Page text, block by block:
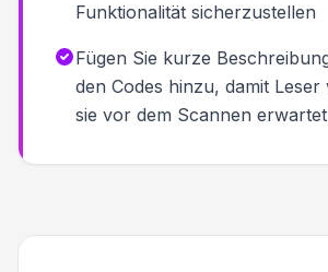
Funktionalität sicherzustellen
Fügen Sie kurze
den Codes hinzu, damit Leser
sie vor dem Scannen erwartet